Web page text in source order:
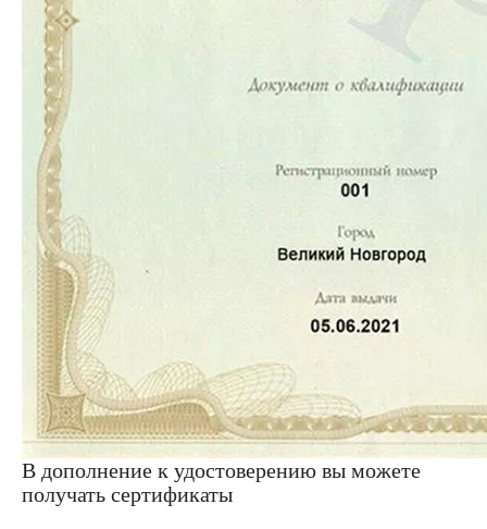
В дополнение к удостоверению вы можете
получать сертификаты